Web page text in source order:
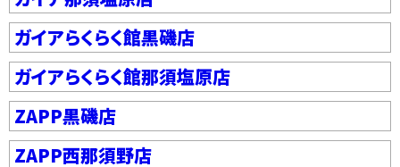
ガイアらくらく館黒磯店
ガイアらくらく館那須塩原店
ZAPP黒磯店
ZAPP西那須野店